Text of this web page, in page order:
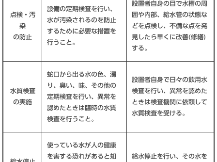
点検・汚
染
の防止
設備の定期検査を行い、
水が汚染されるのを防止
するために必要な措置を
行うこと。
設置者自身の目で水槽の周
囲や内部、給水管の状態な
どを点検し、不備な点を発
見したら早くに改善(修繕)
する。
水質検査
の実施
蛇口から出る水の色、濁
り、臭い、味、その他の
定期検査を行い、異常を
認めたときは臨時の水質
検査を行うこと。
設置者自身で日々の飲用水
検査を行い、異常を認めた
ときは検査機関に依頼して
水質検査を受ける。
使っている水が人の健康
を害する恐れがあると知
給水停止を行い、その水を